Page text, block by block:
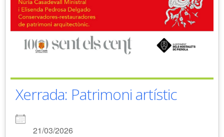
Xerrada: Patrimoni artístic
21/03/2026